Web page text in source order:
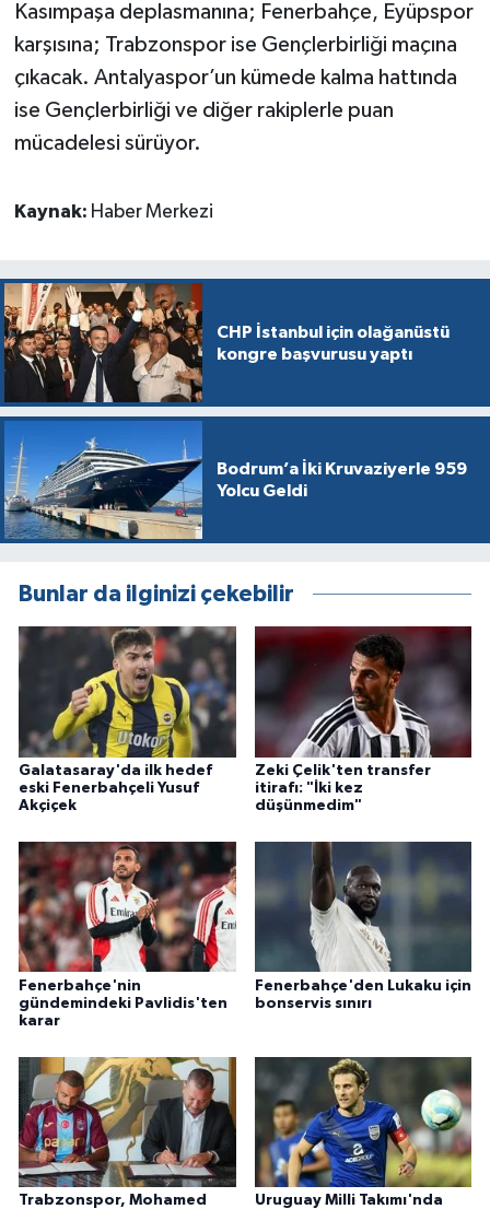
Kasımpaşa deplasmanına; Fenerbahçe, Eyüpspor
karşısına; Trabzonspor ise Gençlerbirliği maçına
çıkacak. Antalyaspor’un kümede kalma hattında
ise Gençlerbirliği ve diğer rakiplerle puan
mücadelesi sürüyor.
Kaynak: Haber Merkezi
CHP İstanbul için olağanüstü
kongre başvurusu yaptı
Bodrum’a İki Kruvaziyerle 959
Yolcu Geldi
Bunlar da ilginizi çekebilir
Galatasaray'da ilk hedef
eski Fenerbahçeli Yusuf
Akçiçek
Zeki Çelik'ten transfer
itirafı: "İki kez
düşünmedim"
Fenerbahçe'nin
gündemindeki Pavlidis'ten
karar
Fenerbahçe'den Lukaku için
bonservis sınırı
Trabzonspor, Mohamed Uruguay Milli Takımı'nda